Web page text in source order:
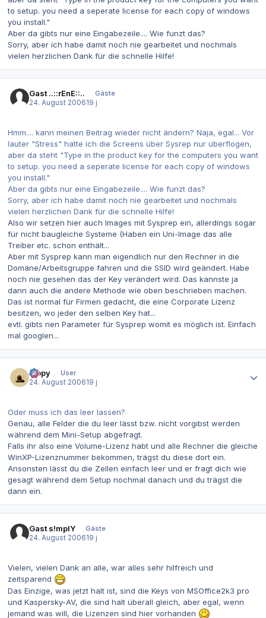
to setup. you need a seperate license for each copy of windows
you install."
Aber da gibts nur eine Eingabezeile.... Wie funzt das?
Sorry, aber ich habe damit noch nie gearbeitet und nochmals
vielen herzlichen Dank für die schnelle Hilfe!
Gast ..::rEnE::..
Gäste
24. August 200619 j
Hmm.... kann meinen Beitrag wieder nicht ändern? Naja, egal... Vor
lauter "Stress" hatte ich die Screens über Sysrep nur überflogen,
aber da steht "Type in the product key for the computers you want
to setup. you need a seperate license for each copy of windows
you install."
Aber da gibts nur eine Eingabezeile.... Wie funzt das?
Sorry, aber ich habe damit noch nie gearbeitet und nochmals
vielen herzlichen Dank für die schnelle Hilfe!
Also wir setzen hier auch Images mit Sysprep ein, allerdings sogar
für nicht baugleiche Systeme (Haben ein Uni-Image das alle
Treiber etc. schon enthält...
Aber mit Sysprep kann man eigendlich nur den Rechner in die
Domäne/Arbeitsgruppe fahren und die SSID wird geändert. Habe
noch nie gesehen das der Key verändert wird. Das kannste ja
dann auch die andere Methode wie oben beschrieben machen.
Das ist normal für Firmen gedacht, die eine Corporate Lizenz
besitzen, wo jeder den selben Key hat...
evtl. gibts nen Parameter für Sysprep womit es möglich ist. Einfach
mal googlen...
toppy
User
24. August 200619 j
Oder muss ich das leer lassen?
Genau, alle Felder die du leer lässt bzw. nicht vorgibst werden
während dem Mini-Setup abgefragt.
Falls ihr also eine Volume-Lizenz habt und alle Rechner die gleiche
WinXP-Lizenznummer bekommen, trägst du diese dort ein.
Ansonsten lässt du die Zellen einfach leer und er fragt dich wie
gesagt während dem Setup nochmal danach und du trägst die
dann ein.
Gast s!mplY
Gäste
24. August 200619 j
Vielen, vielen Dank an alle, war alles sehr hilfreich und
zeitsparend
Das Einzige, was jetzt halt ist, sind die Keys von MSOffice2k3 pro
und Kaspersky-AV, die sind halt überall gleich, aber egal, wenn
jemand was will, die Lizenzen sind hier vorhanden